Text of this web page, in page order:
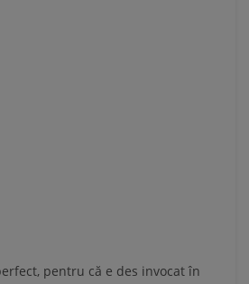
pentru că e des invocat în